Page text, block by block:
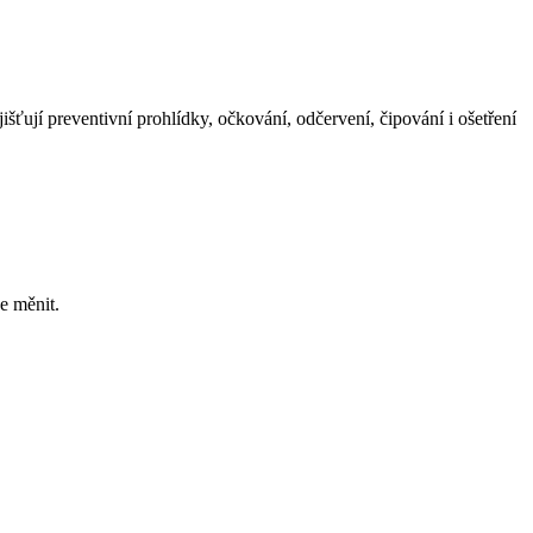
preventivní prohlídky, očkování, odčervení, čipování i ošetření
měnit.